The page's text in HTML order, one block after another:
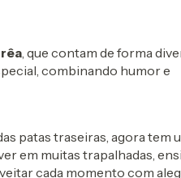
, que contam de forma
combinando humor e
patas traseiras, agora tem
em muitas trapalhadas,
cada momento com